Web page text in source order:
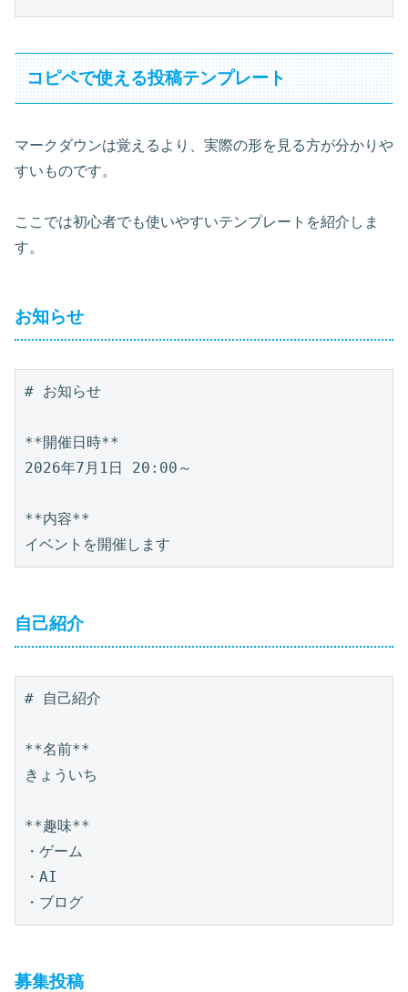
コピペで使える投稿テンプレート
マークダウンは覚えるより、実際の形を見る方が分かりや
すいものです。
ここでは初心者でも使いやすいテンプレートを紹介しま
す。
お知らせ
# お知らせ
**開催日時**
2026年7月1日 20:00～
**内容**
自己紹介
# 自己紹介
**名前**
きょういち
**趣味**
・ゲーム
・AI
募集投稿